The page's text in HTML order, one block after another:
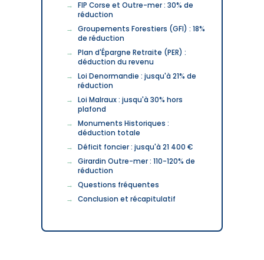
FIP Corse et Outre-mer : 30% de
réduction
Groupements Forestiers (GFI) : 18%
de réduction
Plan d'Épargne Retraite (PER) :
déduction du revenu
Loi Denormandie : jusqu'à 21% de
réduction
Loi Malraux : jusqu'à 30% hors
plafond
Monuments Historiques :
déduction totale
Déficit foncier : jusqu'à 21 400 €
Girardin Outre-mer : 110-120% de
réduction
Questions fréquentes
Conclusion et récapitulatif